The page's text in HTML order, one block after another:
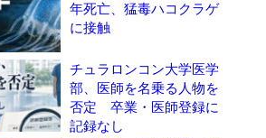
年死亡、猛毒ハコクラゲ
に接触
チュラロンコン大学医学
部、医師を名乗る人物を
否定 卒業・医師登録に
記録なし